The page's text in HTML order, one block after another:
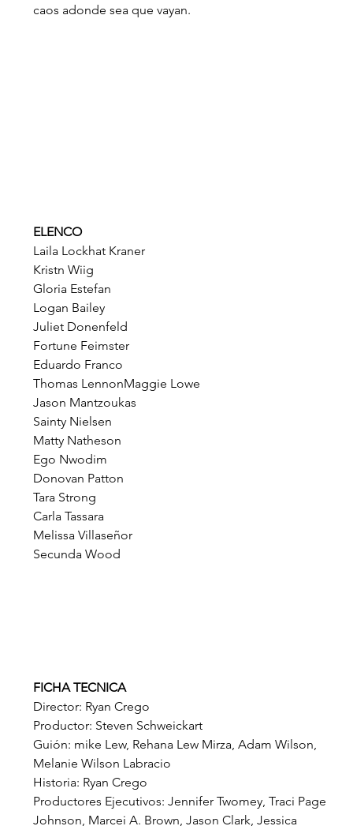
caos adonde sea que vayan.
ELENCO
Laila Lockhat Kraner
Kristn Wiig
Gloria Estefan
Logan Bailey
Juliet Donenfeld
Fortune Feimster
Eduardo Franco
Thomas LennonMaggie Lowe
Jason Mantzoukas
Sainty Nielsen
Matty Natheson
Ego Nwodim
Donovan Patton
Tara Strong
Carla Tassara
Melissa Villaseñor
Secunda Wood
FICHA TECNICA
Director: Ryan Crego
Productor: Steven Schweickart
Guión: mike Lew, Rehana Lew Mirza, Adam Wilson,
Melanie Wilson Labracio
Historia: Ryan Crego
Productores Ejecutivos: Jennifer Twomey, Traci Page
Johnson, Marcei A. Brown, Jason Clark, Jessica